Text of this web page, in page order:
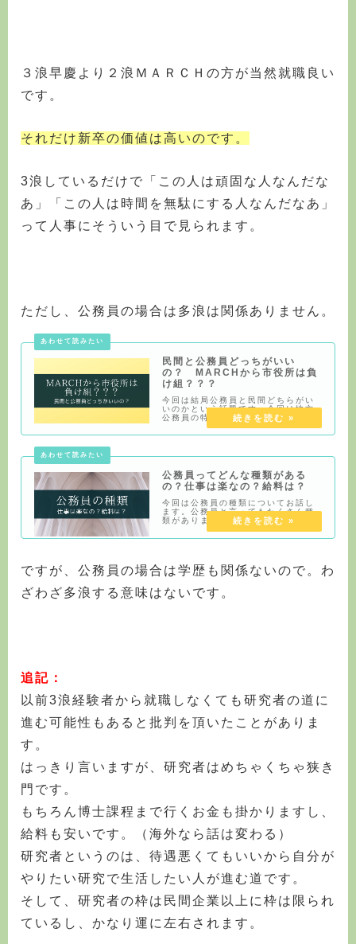
３浪早慶より２浪ＭＡＲＣＨの方が当然就職良い
です。
それだけ新卒の価値は高いのです。
3浪しているだけで「この人は頑固な人なんだな
あ」「この人は時間を無駄にする人なんだなあ」
って人事にそういう目で見られます。
ただし、公務員の場合は多浪は関係ありません。
民間と公務員どっちがいい
の？ MARCHから市役所は負
け組？？？
今回は結局公務員と民間どちらがい
いのかという話題です。今回は地方
公務員の特に市役所の行政職に焦点
を絞っています。理系が就く技術職
についてはまた別記事で触れます。
公務員ってどんな種類がある
の？仕事は楽なの？給料は？
今回は公務員の種類についてお話し
ます。公務員と言ってもたくさん種
類があります。国のお役人さんから
市役所の職員、消防士や警察官や学
校の先生、準公務員といった扱いに
もあれば非常に大
ですが、公務員の場合は学歴も関係ないので。わ
ざわざ多浪する意味はないです。
追記：
以前3浪経験者から就職しなくても研究者の道に
進む可能性もあると批判を頂いたことがありま
す。
はっきり言いますが、研究者はめちゃくちゃ狭き
門です。
もちろん博士課程まで行くお金も掛かりますし、
給料も安いです。（海外なら話は変わる）
研究者というのは、待遇悪くてもいいから自分が
やりたい研究で生活したい人が進む道です。
そして、研究者の枠は民間企業以上に枠は限られ
ているし、かなり運に左右されます。